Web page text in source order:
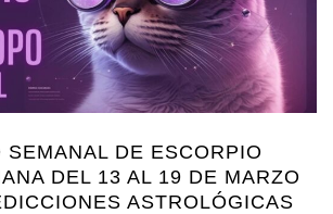
SEMANAL DE ESCORPIO
DEL 13 AL 19 DE MARZO
ASTROLÓGICAS